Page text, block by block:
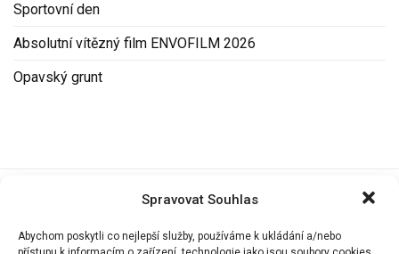
Spravovat Souhlas
Abychom poskytli co nejlepší služby, používáme k ukládání a/nebo
Sportovní den
Absolutní vítězný film ENVOFILM 2026
Opavský grunt
Naši partneři